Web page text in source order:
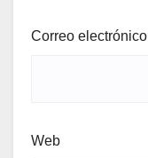
Correo electrónico
Web